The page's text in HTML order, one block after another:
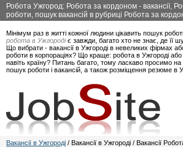
Робота Ужгород: Робота за кордоном - вакансії,
роботи, пошук вакансій в рубриці Робота за
Мінімум раз в житті кожної людини цікавить пошук
робота в Ужгородіє завжди, багато хто не знає, де її
Що вибрати - вакансії в Ужгороді в невеликих фірмах
роботи в корпораціях? Що краще: робота в Ужгороді або
навіть країну? Питань багато, тому ласкаво просимо
пошук роботи і вакансій, а також розміщення резюме в
Вакансії в Ужгороді / Вакансії в Ужгороді / Вакансії